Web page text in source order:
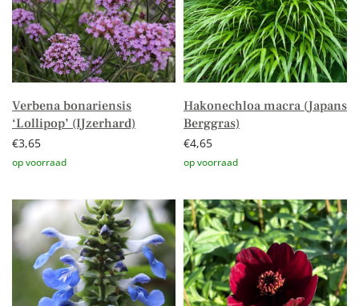
Verbena bonariensis
‘Lollipop’ (IJzerhard)
€3,65
Hakonechloa macra (Japans
Berggras)
€4,65